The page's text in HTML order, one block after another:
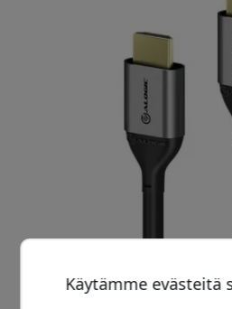
Käytämme evästeitä